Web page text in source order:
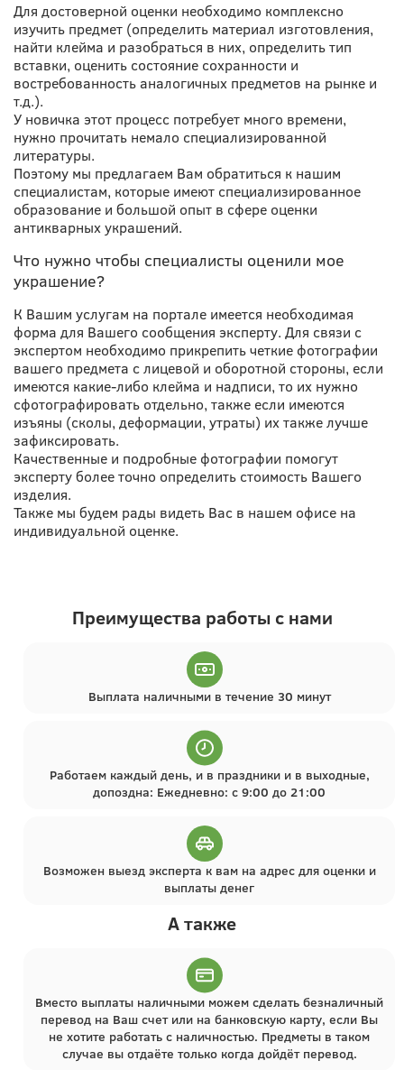
Для достоверной оценки необходимо комплексно
изучить предмет (определить материал изготовления,
найти клейма и разобраться в них, определить тип
вставки, оценить состояние сохранности и
востребованность аналогичных предметов на рынке и
т.д.).
У новичка этот процесс потребует много времени,
нужно прочитать немало специализированной
литературы.
Поэтому мы предлагаем Вам обратиться к нашим
специалистам, которые имеют специализированное
образование и большой опыт в сфере оценки
антикварных украшений.
Что нужно чтобы специалисты оценили мое
украшение?
К Вашим услугам на портале имеется необходимая
форма для Вашего сообщения эксперту. Для связи с
экспертом необходимо прикрепить четкие фотографии
вашего предмета с лицевой и оборотной стороны, если
имеются какие-либо клейма и надписи, то их нужно
сфотографировать отдельно, также если имеются
изъяны (сколы, деформации, утраты) их также лучше
зафиксировать.
Качественные и подробные фотографии помогут
эксперту более точно определить стоимость Вашего
изделия.
Также мы будем рады видеть Вас в нашем офисе на
индивидуальной оценке.
Преимущества работы с нами
Выплата наличными в течение 30 минут
Работаем каждый день, и в праздники и в выходные,
допоздна: Ежедневно: с 9:00 до 21:00
Возможен выезд эксперта к вам на адрес для оценки и
выплаты денег
А также
Вместо выплаты наличными можем сделать безналичный
перевод на Ваш счет или на банковскую карту, если Вы
не хотите работать с наличностью. Предметы в таком
случае вы отдаёте только когда дойдёт перевод.